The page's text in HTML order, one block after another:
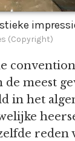
(Copyright)
meest
in het